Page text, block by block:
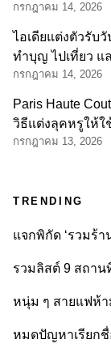
กรกฎาคม 14, 2026
ไอเดียแต่งตัวรับ
ทำบุญ ไปเที่ยว แ
กรกฎาคม 14, 2026
Paris Haute
วิธีแต่งลุคหรูให้ใ
กรกฎาคม 13, 2026
TRENDING
แจกพิกัด ‘รวมร้า
รวมลิสต์ 9 สถาน
หนุ่ม ๆ สายแฟห้
หมดปัญหาเรียกชื่